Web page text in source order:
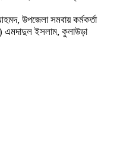
উপজেলা সমবায় কর্মকর্তা
এমদাদুল ইসলাম, কুলাউড়া